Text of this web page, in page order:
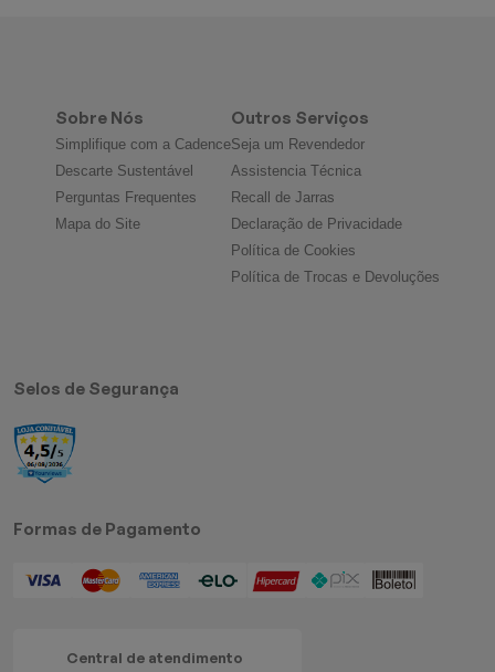
Sobre Nós
Simplifique com a Cadence
Descarte Sustentável
Perguntas Frequentes
Mapa do Site
Outros Serviços
Seja um Revendedor
Assistencia Técnica
Recall de Jarras
Declaração de Privacidade
Política de Cookies
Política de Trocas e Devoluções
Selos de Segurança
Formas de Pagamento
Central de atendimento